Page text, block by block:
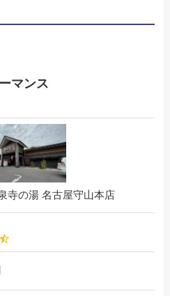
マンス
寺の湯 名古屋守山本店